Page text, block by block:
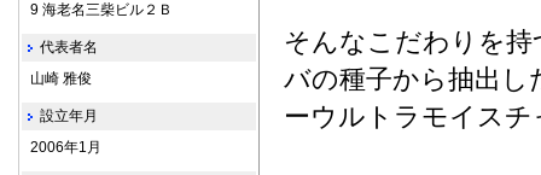
そんなこだわりを
バの種子から抽出し
ーウルトラモイス
9 海老名三柴ビル２Ｂ
代表者名
山崎 雅俊
設立年月
2006年1月